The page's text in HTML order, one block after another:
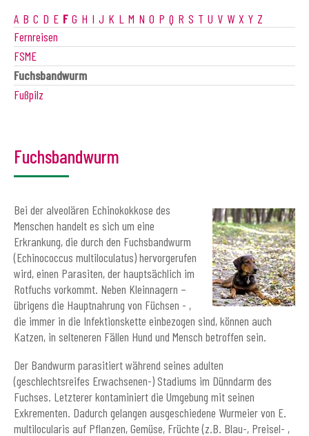
A B C D E F G H I J K L M N O P Q R S T U V W X Y Z
Fernreisen
FSME
Fuchsbandwurm
Fußpilz
Fuchsbandwurm
Bei der alveolären Echinokokkose des
Menschen handelt es sich um eine
Erkrankung, die durch den Fuchsbandwurm
(Echinococcus multiloculatus) hervorgerufen
wird, einen Parasiten, der hauptsächlich im
Rotfuchs vorkommt. Neben Kleinnagern –
übrigens die Hauptnahrung von Füchsen - ,
die immer in die Infektionskette einbezogen sind, können auch
Katzen, in selteneren Fällen Hund und Mensch betroffen sein.
Der Bandwurm parasitiert während seines adulten
(geschlechtsreifes Erwachsenen-) Stadiums im Dünndarm des
Fuchses. Letzterer kontaminiert die Umgebung mit seinen
Exkrementen. Dadurch gelangen ausgeschiedene Wurmeier von E.
multilocularis auf Pflanzen, Gemüse, Früchte (z.B. Blau-, Preisel- ,